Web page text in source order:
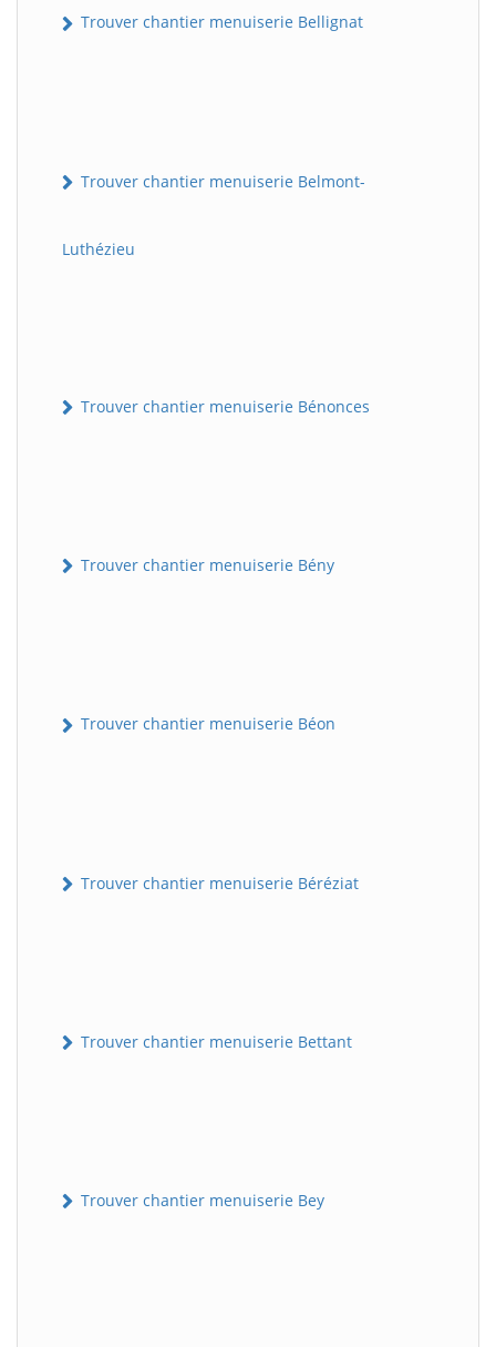
Trouver chantier menuiserie Bellignat
Trouver chantier menuiserie Belmont-
Luthézieu
Trouver chantier menuiserie Bénonces
Trouver chantier menuiserie Bény
Trouver chantier menuiserie Béon
Trouver chantier menuiserie Béréziat
Trouver chantier menuiserie Bettant
Trouver chantier menuiserie Bey